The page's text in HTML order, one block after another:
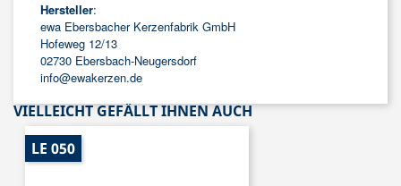
Hersteller:
ewa Ebersbacher Kerzenfabrik GmbH
Hofeweg 12/13
02730 Ebersbach-Neugersdorf
info@ewakerzen.de
VIELLEICHT GEFÄLLT IHNEN AUCH
LE 050